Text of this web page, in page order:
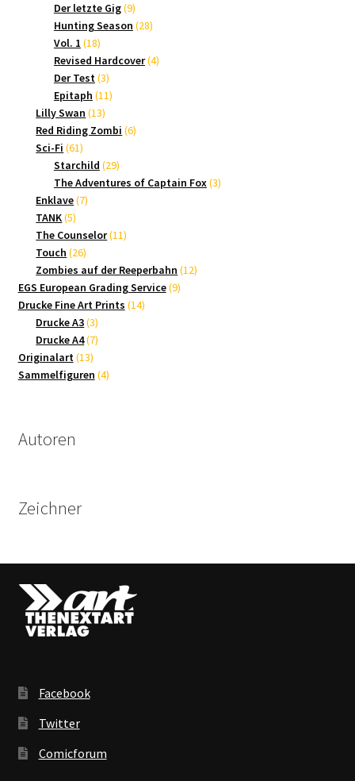
Der letzte Gig 99
Produkte
Hunting Season 2828
Vol. 1 1818
Produkte
Revised Hardcover 44
Der Test 33
Produkte
Epitaph 1111
Lilly Swan 1313
Produkte
Red Riding Zombi 66
Sci-Fi 6161
Produkte
Starchild 2929
Produkte
The Adventures of Captain Fox 33
Enklave 77
TANK 55
Produkte
The Counselor 1111
Touch 2626
Produkte
Zombies auf der Reeperbahn 1212
EGS European Grading Service 99
Drucke Fine Art Prints 1414
Drucke A3 33
Produkte
Drucke A4 77
Originalart 1313
Produkte
Sammelfiguren 44
Autoren
Zeichner
Facebook
Twitter
Comicforum